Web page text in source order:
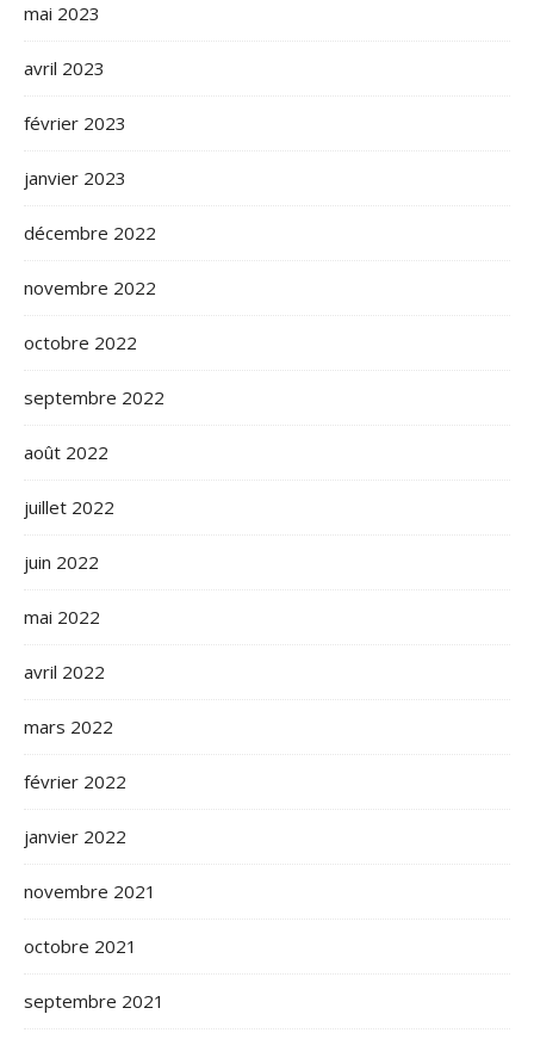
mai 2023
avril 2023
février 2023
janvier 2023
décembre 2022
novembre 2022
octobre 2022
septembre 2022
août 2022
juillet 2022
juin 2022
mai 2022
avril 2022
mars 2022
février 2022
janvier 2022
novembre 2021
octobre 2021
septembre 2021